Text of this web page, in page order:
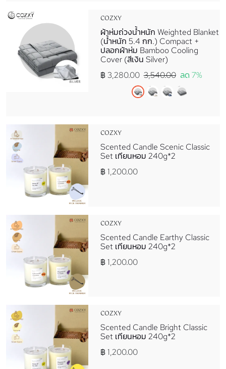
COZXY
ผ้าห่มถ่วงน้ำหนัก Weighted Blanket
(น้ำหนัก 5.4 กก.) Compact +
ปลอกผ้าห่ม Bamboo Cooling
Cover (สีเงิน Silver)
฿ 3,280.00 3,540.00 ลด 7%
COZXY
Scented Candle Scenic Classic
Set เทียนหอม 240g*2
฿ 1,200.00
COZXY
Scented Candle Earthy Classic
Set เทียนหอม 240g*2
฿ 1,200.00
COZXY
Scented Candle Bright Classic
Set เทียนหอม 240g*2
฿ 1,200.00